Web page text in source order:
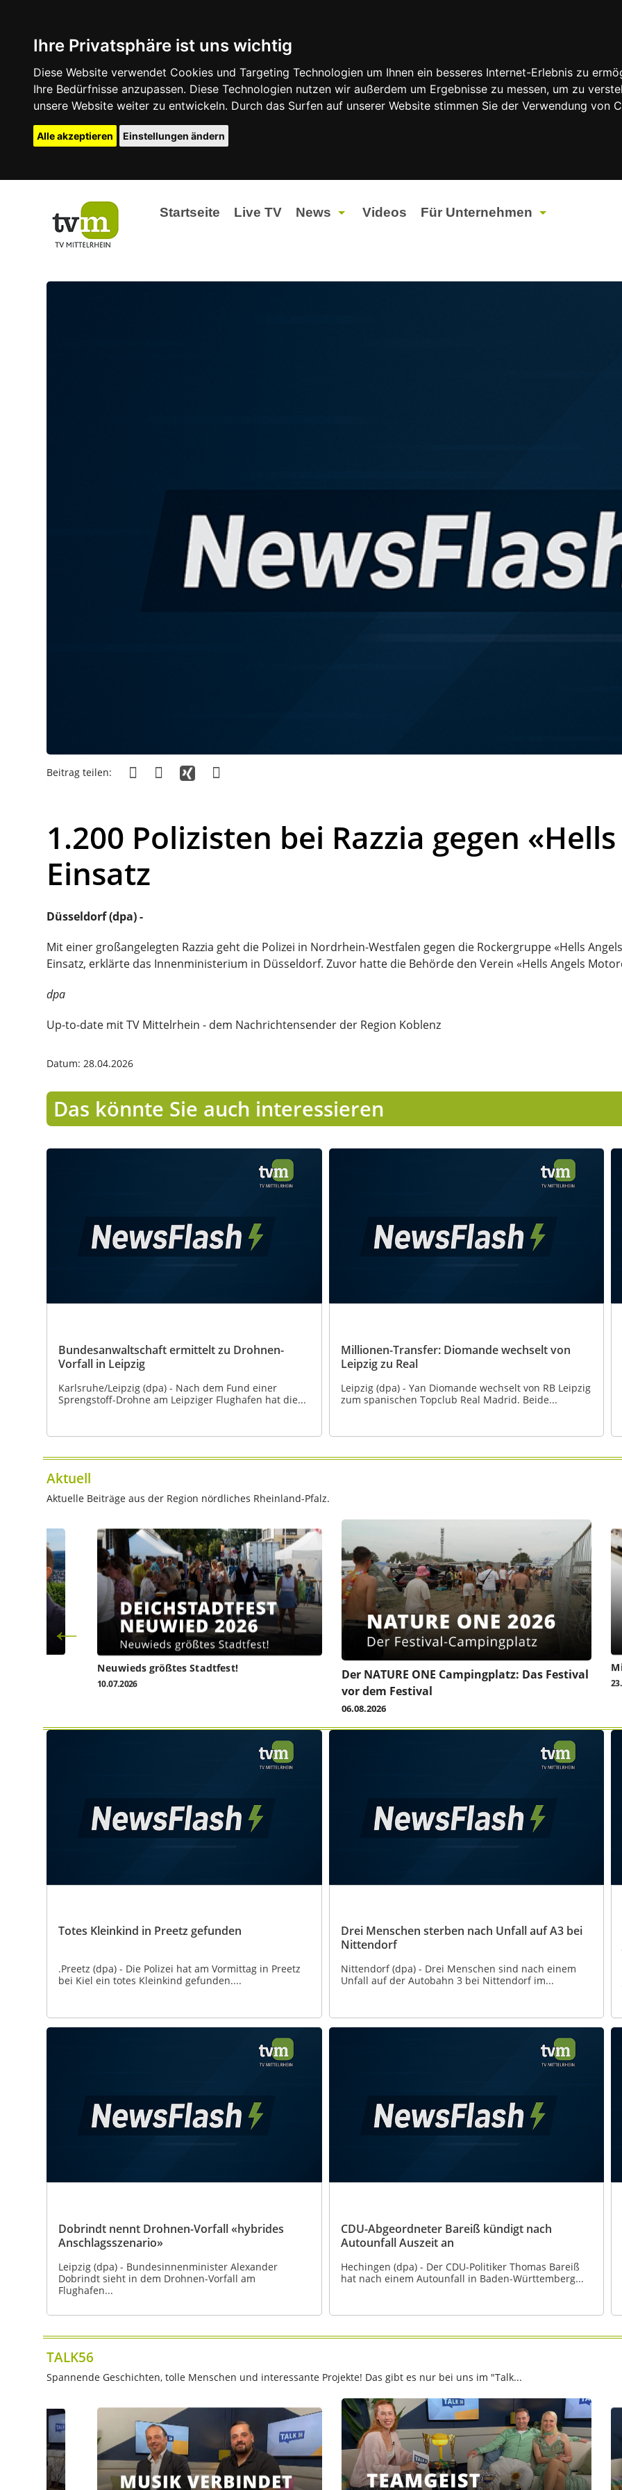
Ihre Privatsphäre ist uns wichtig
Diese Website verwendet Cookies und Targeting Technologien um Ihnen ein besseres Internet-Erlebnis zu
Ihre Bedürfnisse anzupassen. Diese Technologien nutzen wir außerdem um Ergebnisse zu messen, um zu
unsere Website weiter zu entwickeln. Durch das Surfen auf unserer Website stimmen Sie der Verwendung von
Alle akzeptieren Einstellungen ändern
Startseite Live TV News Videos Für Unternehmen
Beitrag teilen:
1.200 Polizisten bei Razzia gegen
Einsatz
Düsseldorf (dpa) -
Mit einer großangelegten Razzia geht die Polizei in Nordrhein-Westfalen gegen die Rockergruppe «Hells
Einsatz, erklärte das Innenministerium in Düsseldorf. Zuvor hatte die Behörde den Verein «Hells Angels
dpa
Up-to-date mit TV Mittelrhein - dem Nachrichtensender der Region Koblenz
Datum: 28.04.2026
Das könnte Sie auch interessieren
Bundesanwaltschaft ermittelt zu Drohnen-
Vorfall in Leipzig
Karlsruhe/Leipzig (dpa) - Nach dem Fund einer
Sprengstoff-Drohne am Leipziger Flughafen hat die...
Millionen-Transfer: Diomande wechselt von
Leipzig zu Real
Leipzig (dpa) - Yan Diomande wechselt von RB Leipzig
zum spanischen Topclub Real Madrid. Beide...
Aktuell
Aktuelle Beiträge aus der Region nördliches Rheinland-Pfalz.
Neuwieds größtes Stadtfest!
10.07.2026
Der NATURE ONE Campingplatz: Das Festival
vor dem Festival
06.08.2026
Totes Kleinkind in Preetz gefunden
.Preetz (dpa) - Die Polizei hat am Vormittag in Preetz
bei Kiel ein totes Kleinkind gefunden....
Drei Menschen sterben nach Unfall auf A3 bei
Nittendorf
Nittendorf (dpa) - Drei Menschen sind nach einem
Unfall auf der Autobahn 3 bei Nittendorf im...
Dobrindt nennt Drohnen-Vorfall «hybrides
Anschlagsszenario»
Leipzig (dpa) - Bundesinnenminister Alexander
Dobrindt sieht in dem Drohnen-Vorfall am
Flughafen...
CDU-Abgeordneter Bareiß kündigt nach
Autounfall Auszeit an
Hechingen (dpa) - Der CDU-Politiker Thomas Bareiß
hat nach einem Autounfall in Baden-Württemberg...
TALK56
Spannende Geschichten, tolle Menschen und interessante Projekte! Das gibt es nur bei uns im "Talk...